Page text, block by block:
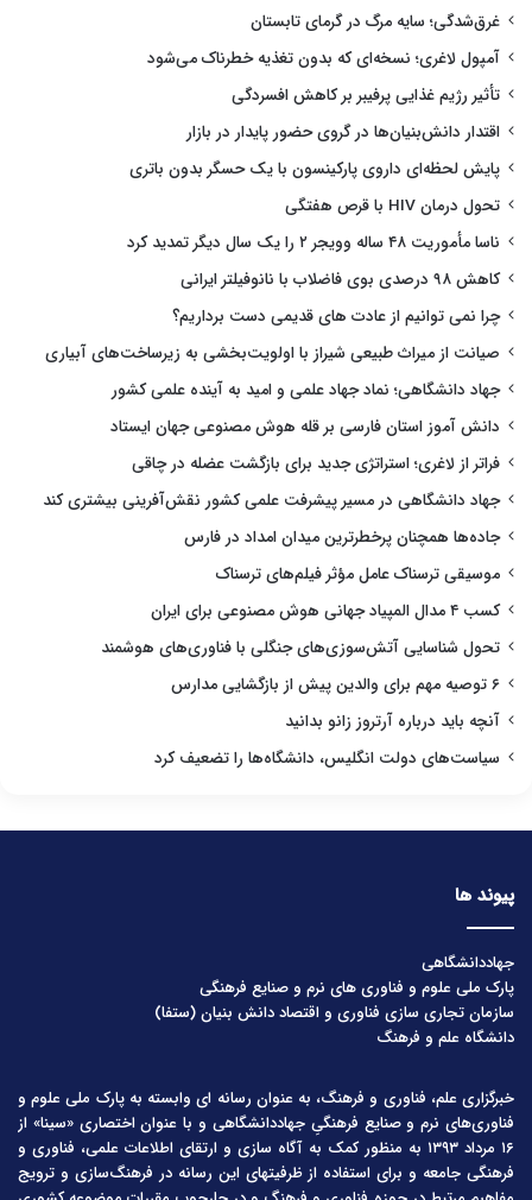
غرق‌شدگی؛ سایه مرگ در گرمای تابستان
آمپول لاغری؛ نسخه‌ای که بدون تغذیه خطرناک می‌شود
تأثیر رژیم غذایی پرفیبر بر کاهش افسردگی
اقتدار دانش‌بنیان‌ها در گروی حضور پایدار در بازار
پایش لحظه‌ای داروی پارکینسون با یک حسگر بدون باتری
تحول درمان HIV با قرص هفتگی
ناسا مأموریت ۴۸ ساله وویجر ۲ را یک سال دیگر تمدید کرد
کاهش ۹۸ درصدی بوی فاضلاب با نانوفیلتر ایرانی
چرا نمی توانیم از عادت های قدیمی دست برداریم؟
صیانت از میراث طبیعی شیراز با اولویت‌بخشی به زیرساخت‌های آبیاری
جهاد دانشگاهی؛ نماد جهاد علمی و امید به آینده علمی کشور
دانش آموز استان فارسی بر قله هوش مصنوعی جهان ایستاد
فراتر از لاغری؛ استراتژی جدید برای بازگشت عضله در چاقی
جهاد دانشگاهی در مسیر پیشرفت علمی کشور نقش‌آفرینی بیشتری کند
جاده‌ها همچنان پرخطرترین میدان امداد در فارس
موسیقی ترسناک عامل مؤثر فیلم‌های ترسناک
کسب ۴ مدال المپیاد جهانی هوش مصنوعی برای ایران
تحول شناسایی آتش‌سوزی‌های جنگلی با فناوری‌های هوشمند
۶ توصیه مهم برای والدین پیش از بازگشایی مدارس
آنچه باید درباره آرتروز زانو بدانید
سیاست‌های دولت انگلیس، دانشگاه‌ها را تضعیف کرد
پیوند ها
جهاددانشگاهی
پارک ملی علوم و فناوری های نرم و صنایع فرهنگی
سازمان تجاری سازی فناوری و اقتصاد دانش بنیان (ستفا)
دانشگاه علم و فرهنگ
خبرگزاری علم، فناوری و فرهنگ، به عنوان رسانه ای وابسته به پارک ملی علوم و
فناوری‌های نرم و صنایع فرهنگیِ جهاددانشگاهی و با عنوان اختصاری «سینا» از
۱۶ مرداد ۱۳۹۳ به منظور کمک به آگاه سازی و ارتقای اطلاعات علمی، فناوری و
فرهنگی جامعه و برای استفاده از ظرفیتهای این رسانه در فرهنگ‌سازی و ترویج